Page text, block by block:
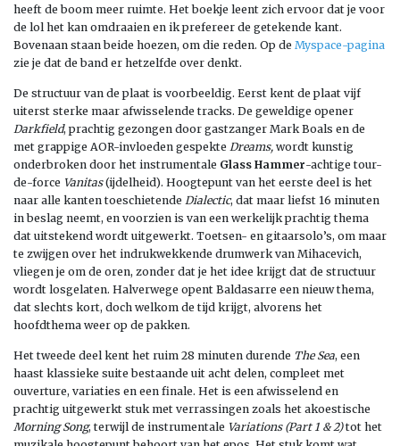
heeft de boom meer ruimte. Het boekje leent zich ervoor dat je voor
de lol het kan omdraaien en ik prefereer de getekende kant.
Bovenaan staan beide hoezen, om die reden. Op de Myspace-pagina
zie je dat de band er hetzelfde over denkt.
De structuur van de plaat is voorbeeldig. Eerst kent de plaat vijf
uiterst sterke maar afwisselende tracks. De geweldige opener
Darkfield, prachtig gezongen door gastzanger Mark Boals en de
met grappige AOR-invloeden gespekte Dreams, wordt kunstig
onderbroken door het instrumentale Glass Hammer-achtige tour-
de-force Vanitas(ijdelheid). Hoogtepunt van het eerste deel is het
naar alle kanten toeschietende Dialectic, dat maar liefst 16 minuten
in beslag neemt, en voorzien is van een werkelijk prachtig thema
dat uitstekend wordt uitgewerkt. Toetsen- en gitaarsolo’s, om maar
te zwijgen over het indrukwekkende drumwerk van Mihacevich,
vliegen je om de oren, zonder dat je het idee krijgt dat de structuur
wordt losgelaten. Halverwege opent Baldasarre een nieuw thema,
dat slechts kort, doch welkom de tijd krijgt, alvorens het
hoofdthema weer op de pakken.
Het tweede deel kent het ruim 28 minuten durende The Sea, een
haast klassieke suite bestaande uit acht delen, compleet met
ouverture, variaties en een finale. Het is een afwisselend en
prachtig uitgewerkt stuk met verrassingen zoals het akoestische
Morning Song, terwijl de instrumentale Variations (Part 1 & 2)tot het